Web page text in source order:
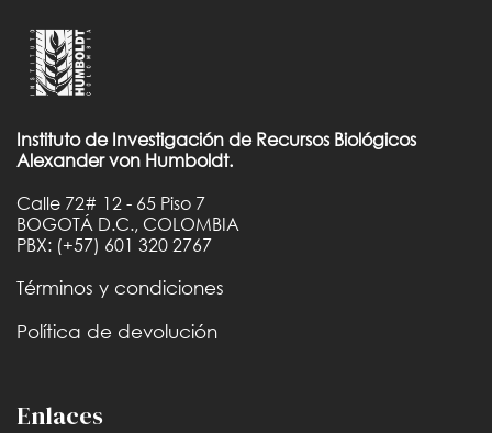
Instituto de Investigación de Recursos Biológicos
Alexander von Humboldt.
Calle 72# 12 - 65 Piso 7
BOGOTÁ D.C., COLOMBIA
PBX: (+57) 601 320 2767
Términos y condiciones
Política de devolución
Enlaces